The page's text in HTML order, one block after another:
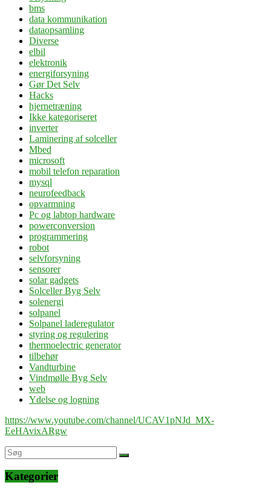
bms
data kommunikation
dataopsamling
Diverse
elbil
elektronik
energiforsyning
Gør Det Selv
Hacks
hjernetræning
Ikke kategoriseret
inverter
Laminering af solceller
Mbed
microsoft
mobil telefon reparation
mysql
neurofeedback
opvarmning
Pc og labtop hardware
powerconversion
programmering
robot
selvforsyning
sensorer
solar gadgets
Solceller Byg Selv
solenergi
solpanel
Solpanel laderegulator
styring og regulering
thermoelectric generator
tilbehør
Vandturbine
Vindmølle Byg Selv
web
Ydelse og logning
https://www.youtube.com/channel/UCAV1pNJd_MX-
EeHAvixARgw
Kategorier